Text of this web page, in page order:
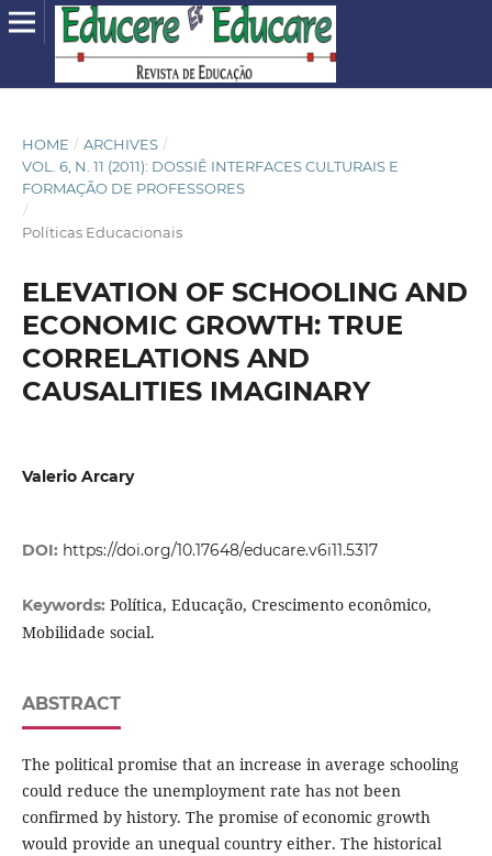
HOME / ARCHIVES /
VOL. 6, N. 11 (2011): DOSSIÊ INTERFACES CULTURAIS E
FORMAÇÃO DE PROFESSORES
/
Políticas Educacionais
ELEVATION OF SCHOOLING AND
ECONOMIC GROWTH: TRUE
CORRELATIONS AND
CAUSALITIES IMAGINARY
Valerio Arcary
DOI: https://doi.org/10.17648/educare.v6i11.5317
Keywords: Política, Educação, Crescimento econômico,
Mobilidade social.
ABSTRACT
The political promise that an increase in average schooling
could reduce the unemployment rate has not been
confirmed by history. The promise of economic growth
would provide an unequal country either. The historical